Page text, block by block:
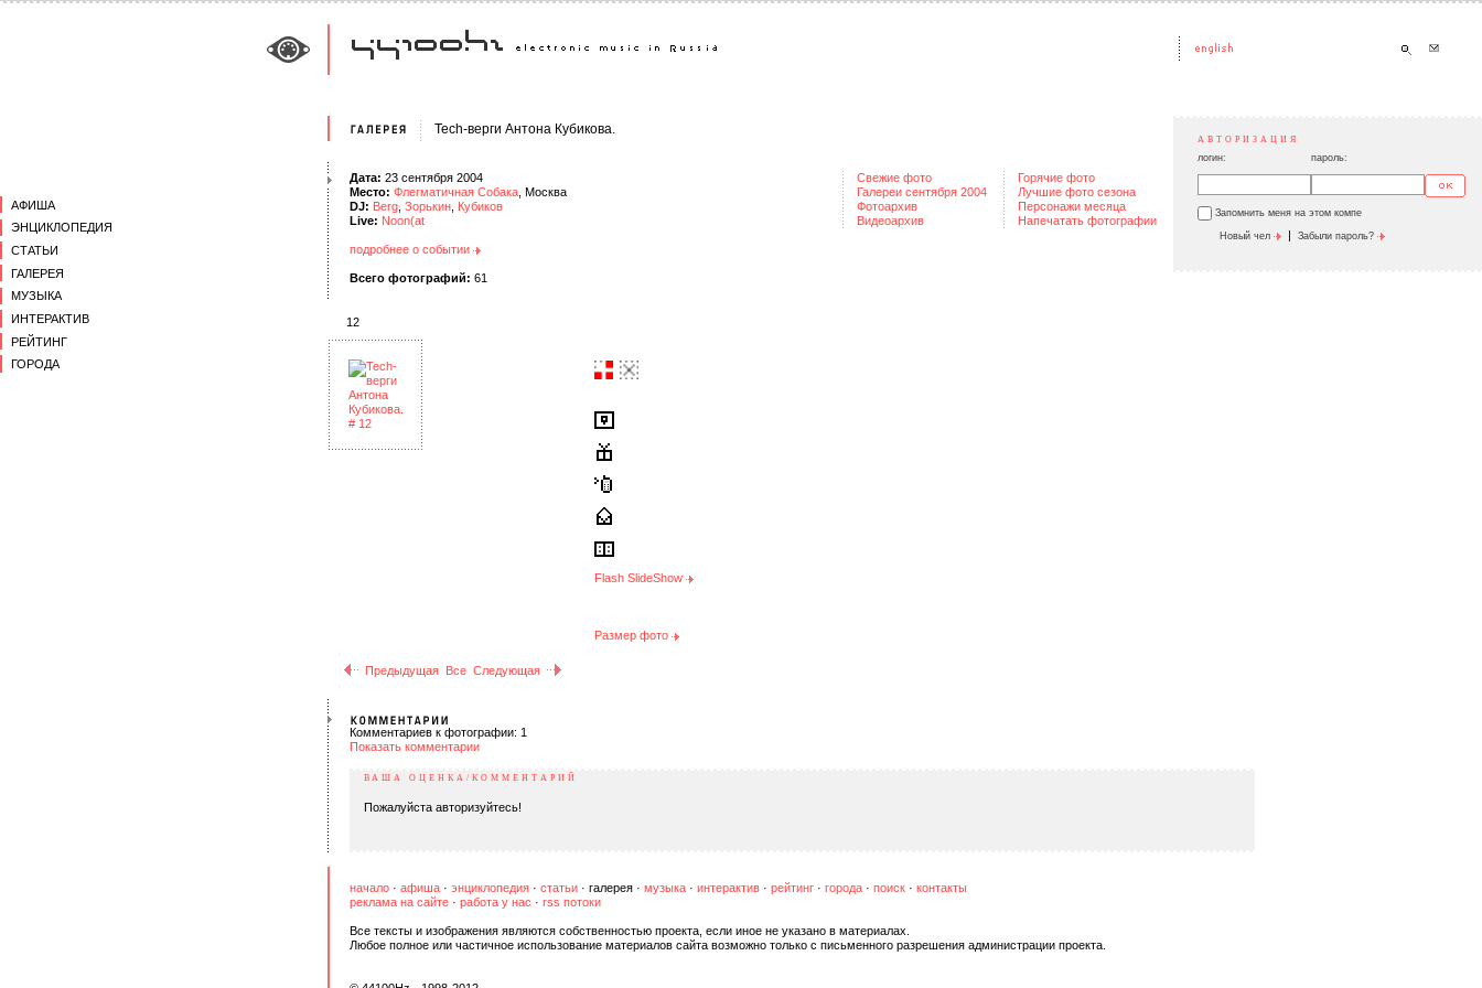
АФИША
ЭНЦИКЛОПЕДИЯ
СТАТЬИ
ГАЛЕРЕЯ
МУЗЫКА
ИНТЕРАКТИВ
РЕЙТИНГ
ГОРОДА
Tech-верги Антона Кубикова.
Дата: 23 сентября 2004
Место: Флегматичная Собака , Москва
DJ: Berg Зорькин Кубиков
Live: Noon(at
подробнее о событии
Всего фотографий: 61
Свежие фото
Галереи сентября 2004
Фотоархив
Видеоархив
Горячие фото
Лучшие фото сезона
Персонажи месяца
Напечатать фотографии
АВТОРИЗАЦИЯ
логин: пароль:
Запомнить меня на этом компе
Новый чел | Забыли пароль?
12
Flash SlideShow
Размер фото
Предыдущая Все Следующая
Комментариев к фотографии: 1
Показать комментарии
ВАША ОЦЕНКА/КОММЕНТАРИЙ
Пожалуйста авторизуйтесь!
начало · афиша · энциклопедия · статьи · галерея · музыка · интерактив · рейтинг · города · поиск · контакты
реклама на сайте · работа у нас · rss потоки
Все тексты и изображения являются собственностью проекта, если иное не указано в материалах.
Любое полное или частичное использование материалов сайта возможно только с письменного разрешения администрации проекта.